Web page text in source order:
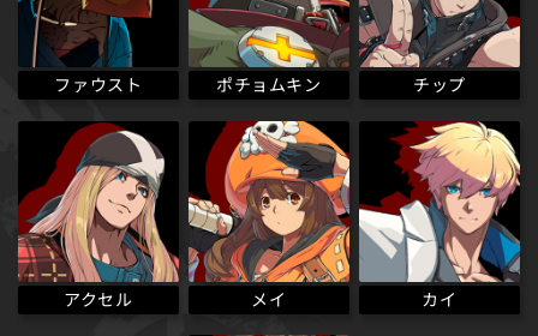
ファウスト ポチョムキン チップ
アクセル メイ カイ